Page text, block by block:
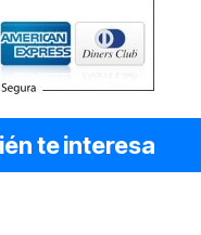
te interesa